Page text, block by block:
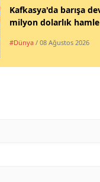
Kafkasya'da barışa
milyon dolarlık hamle
#Dünya / 08 Ağustos 2026